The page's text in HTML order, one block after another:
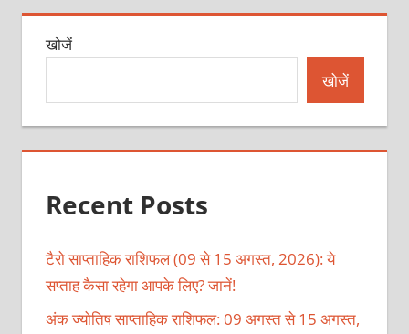
खोजें
खोजें
Recent Posts
टैरो साप्ताहिक राशिफल (09 से 15 अगस्त, 2026): ये
सप्ताह कैसा रहेगा आपके लिए? जानें!
अंक ज्योतिष साप्ताहिक राशिफल: 09 अगस्त से 15 अगस्त,